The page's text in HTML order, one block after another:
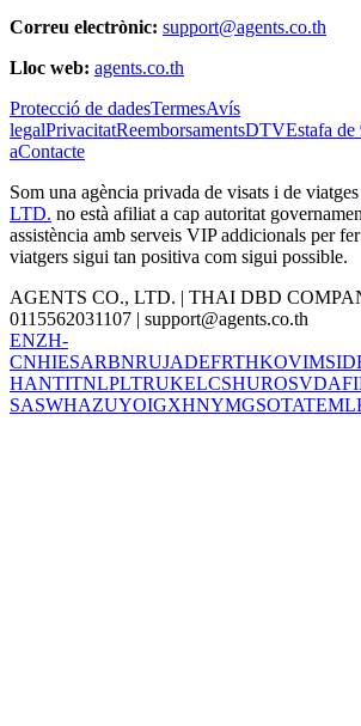
Correu electrònic: support@agents.co.th
Lloc web: agents.co.th
Protecció de dadesTermesAvís
legalPrivacitatReemborsamentsDTVEstafa de
aContacte
Som una agència privada de visats i de viatges
LTD. no està afiliat a cap autoritat
assistència amb serveis VIP addicionals per
viatgers sigui tan positiva com sigui possible.
AGENTS CO., LTD. | THAI DBD
0115562031107 | support@agents.co.th
ENZH-
CNHIESARBNRUJADEFRTHKOVIMSID
HANTITNLPLTRUKELCSHUROSVDAFI
SASWHAZUYOIGXHNYMGSOTATEML